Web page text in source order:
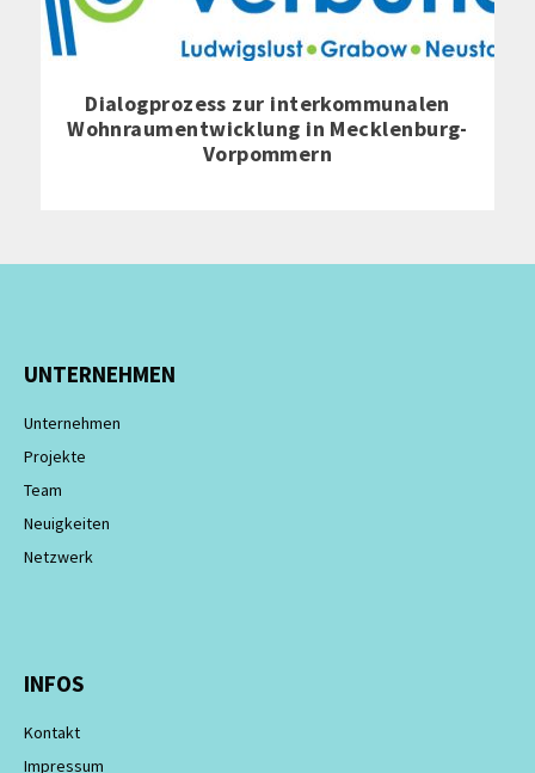
Dialogprozess zur interkommunalen
Wohnraumentwicklung in Mecklenburg-
Vorpommern
UNTERNEHMEN
Unternehmen
Projekte
Team
Neuigkeiten
Netzwerk
INFOS
Kontakt
Impressum